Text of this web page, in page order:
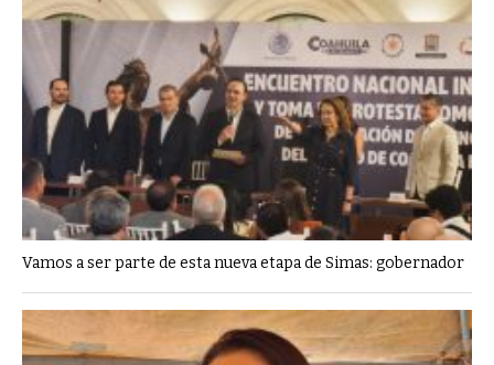
Vamos a ser parte de esta nueva etapa de Simas: gobernador